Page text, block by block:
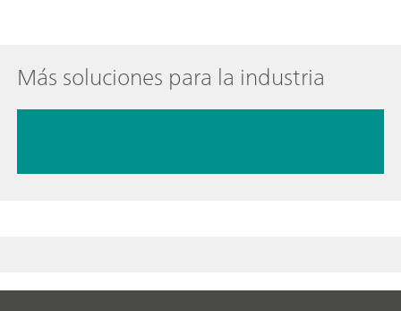
Más soluciones para la industria